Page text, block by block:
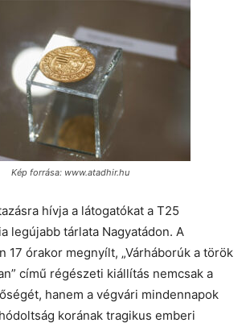
Kép forrása: www.atadhir.hu
hívja a látogatókat a T25
legújabb tárlata Nagyatádon. A
17 órakor megnyílt, „Várháborúk a török
című régészeti kiállítás nemcsak a
hanem a végvári mindennapok
korának tragikus emberi